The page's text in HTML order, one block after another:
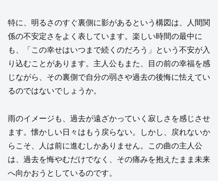
特に、明るさのすぐ裏側に影があるという構図は、人間関
係の不安定さをよく表しています。楽しい時間の最中に
も、「この幸せはいつまで続くのだろう」という不安が入
り込むことがあります。主人公もまた、目の前の幸福を感
じながら、その裏側で自分の弱さや過去の後悔に怯えてい
るのではないでしょうか。
雨のイメージも、過去が遠ざかっていく寂しさを感じさせ
ます。懐かしい日々はもう戻らない。しかし、戻れないか
らこそ、人は前に進むしかありません。この曲の主人公
は、過去を悔やむだけでなく、その痛みを抱えたまま未来
へ向かおうとしているのです。